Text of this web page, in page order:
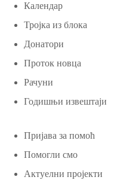
Календар
Тројка из блока
Донатори
Проток новца
Рачуни
Годишњи извештаји
Пријава за помоћ
Помогли смо
Актуелни пројекти